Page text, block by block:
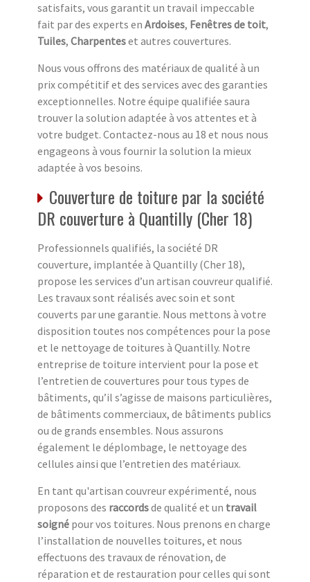
satisfaits, vous garantit un travail impeccable
fait par des experts en Ardoises, Fenêtres de toit,
Tuiles, Charpenteset autres couvertures.
Nous vous offrons des matériaux de qualité à un
prix compétitif et des services avec des garanties
exceptionnelles. Notre équipe qualifiée saura
trouver la solution adaptée à vos attentes et à
votre budget. Contactez-nous au 18 et nous nous
engageons à vous fournir la solution la mieux
adaptée à vos besoins.
Couverture de toiture par la société
DR couverture à Quantilly (Cher 18)
Professionnels qualifiés, la société DR
couverture, implantée à Quantilly (Cher 18),
propose les services d’un artisan couvreur qualifié.
Les travaux sont réalisés avec soin et sont
couverts par une garantie. Nous mettons à votre
disposition toutes nos compétences pour la pose
et le nettoyage de toitures à Quantilly. Notre
entreprise de toiture intervient pour la pose et
l’entretien de couvertures pour tous types de
bâtiments, qu’il s’agisse de maisons particulières,
de bâtiments commerciaux, de bâtiments publics
ou de grands ensembles. Nous assurons
également le déplombage, le nettoyage des
cellules ainsi que l’entretien des matériaux.
En tant qu'artisan couvreur expérimenté, nous
proposons des raccordsde qualité et un travail
soigné pour vos toitures. Nous prenons en charge
l’installation de nouvelles toitures, et nous
effectuons des travaux de rénovation, de
réparation et de restauration pour celles qui sont